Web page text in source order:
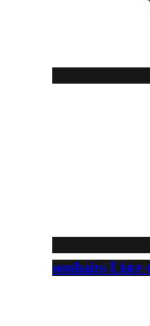
souhaits Liste